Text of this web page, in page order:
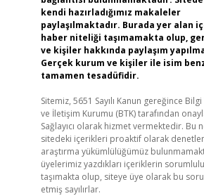
kendi hazırladığımız makaleler
paylaşılmaktadır. Burada yer alan
haber niteliği taşımamakta olup,
ve kişiler hakkında paylaşım
Gerçek kurum ve kişiler ile isim
tamamen tesadüfidir.
Sitemiz, 5651 Sayılı Kanun gereğince
ve İletişim Kurumu (BTK) tarafından
Sağlayıcı olarak hizmet vermektedir. Bu
sitedeki içerikleri proaktif olarak
araştırma yükümlülüğümüz
üyelerimiz yazdıkları içeriklerin
taşımakta olup, siteye üye olarak bu
etmiş sayılırlar.